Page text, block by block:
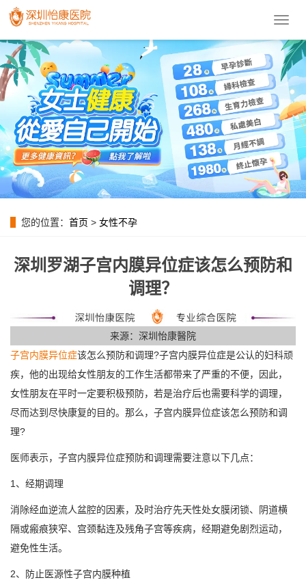
導
菜
單
您的位置： 首页 > 女性不孕
深圳罗湖子宫内膜异位症该怎么预防和
调理？
来源：深圳怡康醫院
子宫内膜异位症该怎么预防和调理?子宫内膜异位症是公认的妇科顽
疾，他的出现给女性朋友的工作生活都带来了严重的不便，因此，
女性朋友在平时一定要积极预防，若是治疗后也需要科学的调理，
尽而达到尽快康复的目的。那么，子宫内膜异位症该怎么预防和调
理?
医师表示，子宫内膜异位症预防和调理需要注意以下几点：
1、经期调理
消除经血逆流人盆腔的因素，及时治疗先天性处女膜闭锁、阴道横
隔或瘢痕狭窄、宫颈黏连及残角子宫等疾病，经期避免剧烈运动，
避免性生活。
2、防止医源性子宫内膜种植